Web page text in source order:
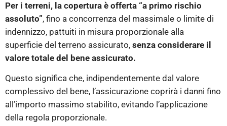
Per i terreni, la copertura è offerta “a primo rischio
assoluto”, fino a concorrenza del massimale o limite di
indennizzo, pattuiti in misura proporzionale alla
superficie del terreno assicurato, senza considerare il
valore totale del bene assicurato.
Questo significa che, indipendentemente dal valore
complessivo del bene, l’assicurazione coprirà i danni fino
all’importo massimo stabilito, evitando l’applicazione
della regola proporzionale.